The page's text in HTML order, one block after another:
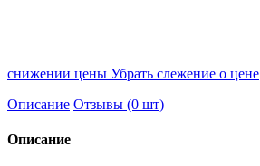
снижении цены Убрать слежение о цене
Описание Отзывы (0 шт)
Описание